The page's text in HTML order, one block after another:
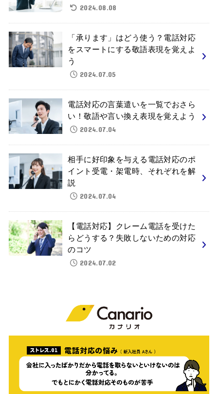
2024.08.08
「承ります」はどう使う？電話対応
をスマートにする敬語表現を覚えよ
う
2024.07.05
電話対応の言葉遣いを一覧でおさら
い！敬語や言い換え表現を覚えよう
2024.07.04
相手に好印象を与える電話対応のポ
イント受電・架電時、それぞれを解
説
2024.07.04
【電話対応】クレーム電話を受けた
らどうする？失敗しないための対応
のコツ
2024.07.02